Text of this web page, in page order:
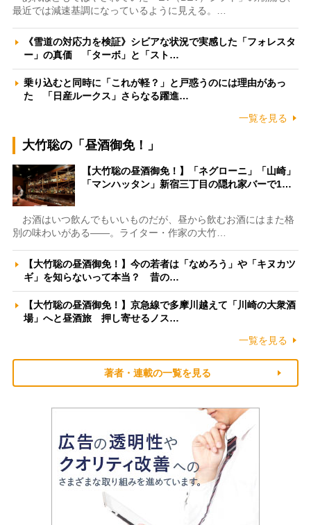
最近では減速基調になっているように見える。…
《雪道の対応力を検証》シビアな状況で実感した「フォレスタ
ー」の真価 「ターボ」と「スト…
乗り込むと同時に「これが軽？」と戸惑うのには理由があっ
た 「日産ルークス」さらなる躍進…
一覧を見る
大竹聡の「昼酒御免！」
【大竹聡の昼酒御免！】「ネグローニ」「山崎」
「マンハッタン」新宿三丁目の隠れ家バーで1…
お酒はいつ飲んでもいいものだが、昼から飲むお酒にはまた格
別の味わいがある――。ライター・作家の大竹…
【大竹聡の昼酒御免！】今の若者は「なめろう」や「キヌカツ
ギ」を知らないって本当？ 昔の…
【大竹聡の昼酒御免！】京急線で多摩川越えて「川崎の大衆酒
場」へと昼酒旅 押し寄せるノス…
一覧を見る
著者・連載の一覧を見る